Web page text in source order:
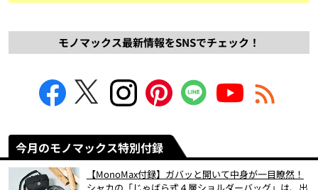
モノマックス最新情報をSNSでチェック！
今月のモノマックス特別付録
【MonoMax付録】ガバッと開いて中身が一目瞭然！